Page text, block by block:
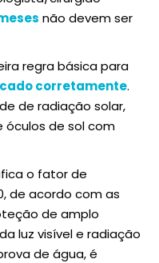
não devem ser
regra básica para
corretamente.
de radiação solar,
óculos de sol com
o fator de
de acordo com as
de amplo
luz visível e radiação
de água, é